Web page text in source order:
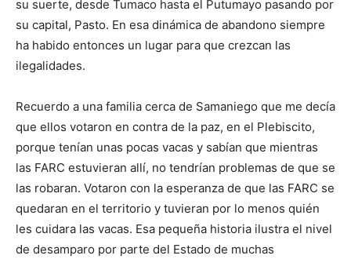
su suerte, desde Tumaco hasta el Putumayo pasando por
su capital, Pasto. En esa dinámica de abandono siempre
ha habido entonces un lugar para que crezcan las
ilegalidades.
Recuerdo a una familia cerca de Samaniego que me decía
que ellos votaron en contra de la paz, en el Plebiscito,
porque tenían unas pocas vacas y sabían que mientras
las FARC estuvieran allí, no tendrían problemas de que se
las robaran. Votaron con la esperanza de que las FARC se
quedaran en el territorio y tuvieran por lo menos quién
les cuidara las vacas. Esa pequeña historia ilustra el nivel
de desamparo por parte del Estado de muchas